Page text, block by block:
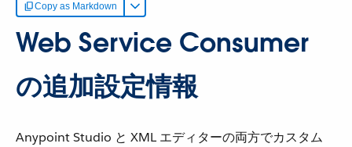
Copy as Markdown
Web Service Consumer
の追加設定情報
Anypoint Studio と XML エディターの両方でカスタム